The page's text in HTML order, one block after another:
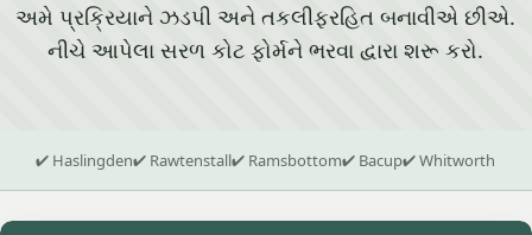
અમે પ્રક્રિયાને ઝડપી અને તકલીફરહિત બનાવીએ છીએ.
નીચે આપેલા સરળ કોટ ફોર્મને ભરવા દ્વારા શરૂ કરો.
✔ Haslingden✔ Rawtenstall✔ Ramsbottom✔ Bacup✔ Whitworth